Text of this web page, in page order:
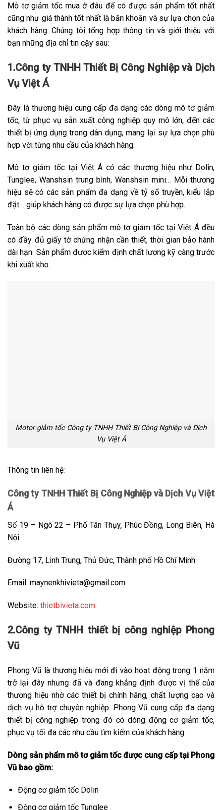
Mô tơ giảm tốc mua ở đâu để có được sản phẩm tốt nhất
cũng như giá thành tốt nhất là băn khoăn và sự lựa chọn của
khách hàng. Chúng tôi tổng hợp thông tin và giới thiệu với
bạn những địa chỉ tin cậy sau:
1.Công ty TNHH Thiết Bị Công Nghiệp và Dịch
Vụ Việt Á
Đây là thương hiệu cung cấp đa dạng các dòng mô tơ giảm
tốc, từ phục vụ sản xuất công nghiệp quy mô lớn, đến các
thiết bị ứng dụng trong dân dụng, mang lại sự lựa chọn phù
hợp với từng nhu cầu của khách hàng.
Mô tơ giảm tốc tại Việt Á có các thương hiệu như Dolin,
Tunglee, Wanshsin trung bình, Wanshsin mini… Mỗi thương
hiệu sẽ có các sản phẩm đa dạng về tỷ số truyền, kiểu lắp
đặt… giúp khách hàng có được sự lựa chọn phù hợp.
Toàn bộ các dòng sản phẩm mô tơ giảm tốc tại Việt Á đều
có đầy đủ giấy tờ chứng nhận cần thiết, thời gian bảo hành
dài hạn. Sản phẩm được kiểm định chất lượng kỹ càng trước
khi xuất kho.
Motor giảm tốc Công ty TNHH Thiết Bị Công Nghiệp và Dịch
Vụ Việt Á
Thông tin liên hệ:
Công ty TNHH Thiết Bị Công Nghiệp và Dịch Vụ Việt
Á
Số 19 – Ngõ 22 – Phố Tân Thụy, Phúc Đồng, Long Biên, Hà
Nội
Đường 17, Linh Trung, Thủ Đức, Thành phố Hồ Chí Minh
Email: maynenkhivieta@gmail.com
Website: thietbivieta.com
2.Công ty TNHH thiết bị công nghiệp Phong
Vũ
Phong Vũ là thương hiệu mới đi vào hoạt động trong 1 năm
trở lại đây nhưng đã và đang khẳng định được vị thế của
thương hiệu nhờ các thiết bị chính hãng, chất lượng cao và
dịch vụ hỗ trợ chuyên nghiệp. Phong Vũ cung cấp đa dạng
thiết bị công nghiệp trong đó có dòng động cơ giảm tốc,
phục vụ tối đa các nhu cầu tìm kiếm của khách hàng.
Dòng sản phẩm mô tơ giảm tốc được cung cấp tại Phong
Vũ bao gồm:
Động cơ giảm tốc Dolin
Động cơ giảm tốc Tunglee